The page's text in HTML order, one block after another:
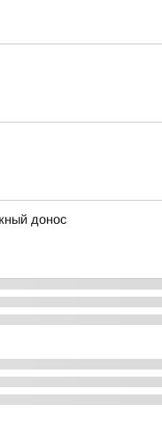
донос